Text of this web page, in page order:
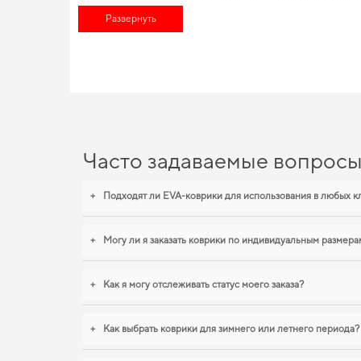
более комфортным и долговечным. Сделайте поездки более
Развернуть
Часто задаваемые вопросы
+ Подходят ли EVA-коврики для использования в любых
+ Могу ли я заказать коврики по индивидуальным
+ Как я могу отслеживать статус моего заказа?
+ Как выбрать коврики для зимнего или летнего периода?